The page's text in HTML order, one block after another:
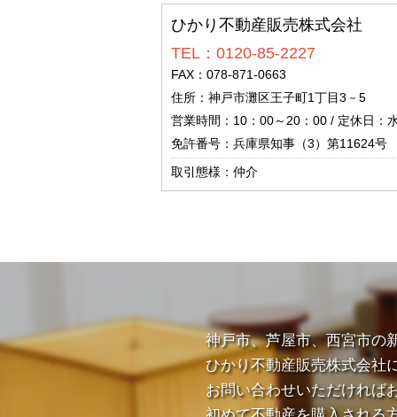
ひかり不動産販売株式会社
TEL：0120-85-2227
FAX：078-871-0663
住所：神戸市灘区王子町1丁目3－5
営業時間：10：00～20：00 / 定休日：
免許番号：兵庫県知事（3）第11624号
取引態様：仲介
神戸市、芦屋市、西宮市の
ひかり不動産販売株式会社
お問い合わせいただければ